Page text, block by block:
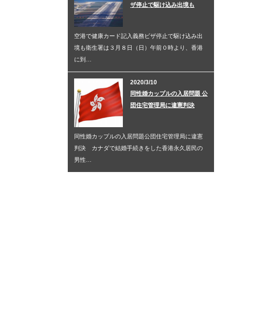
ザ停止で駆け込み出境も
空港で健康カード記入義務ビザ停止で駆け込み出
境も衛生署は３月８日（日）午前０時より、香港
に到…
2020/3/10
同性婚カップルの入居問題 公
団住宅管理局に違憲判決
同性婚カップルの入居問題公団住宅管理局に違憲
判決 カナダで結婚手続きをした香港永久居民の
男性…